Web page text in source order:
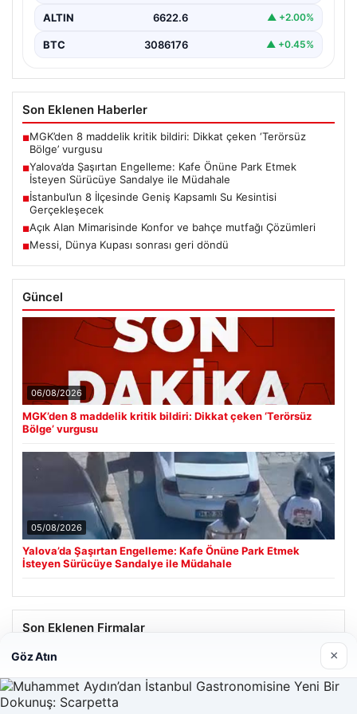
ALTIN 6622.6 ▲ +2.00%
BTC 3086176 ▲ +0.45%
Son Eklenen Haberler
■MGK’den 8 maddelik kritik bildiri: Dikkat çeken ‘Terörsüz
Bölge’ vurgusu
■Yalova’da Şaşırtan Engelleme: Kafe Önüne Park Etmek
İsteyen Sürücüye Sandalye ile Müdahale
■İstanbul’un 8 İlçesinde Geniş Kapsamlı Su Kesintisi
Gerçekleşecek
■Açık Alan Mimarisinde Konfor ve bahçe mutfağı Çözümleri
■Messi, Dünya Kupası sonrası geri döndü
Güncel
06/08/2026
MGK’den 8 maddelik kritik bildiri: Dikkat çeken ‘Terörsüz
Bölge’ vurgusu
05/08/2026
Yalova’da Şaşırtan Engelleme: Kafe Önüne Park Etmek
İsteyen Sürücüye Sandalye ile Müdahale
Son Eklenen Firmalar
Hastaş Beton
26/05/2026
Göz Atın ×